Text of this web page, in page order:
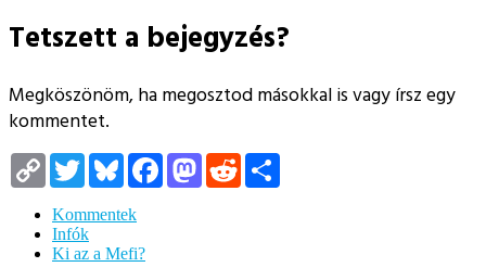
Tetszett a bejegyzés?
Megköszönöm, ha megosztod másokkal is vagy írsz egy
kommentet.
Copy
Link
TwitterBlueskyFacebookMastodon
Reddit
Kommentek
Infók
Ki az a Mefi?